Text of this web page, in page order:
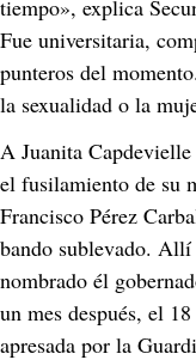
tiempo», explica
Fue universitaria,
punteros del
la sexualidad o la
A Juanita
el fusilamiento de su
Francisco Pérez
bando sublevado. Allí
nombrado él
un mes después, el
apresada por la